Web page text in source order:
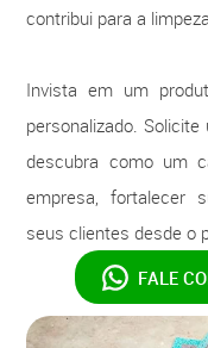
contribui para a
Invista em um
personalizado.
descubra como um
empresa, fortalecer
seus clientes desde o
FALE